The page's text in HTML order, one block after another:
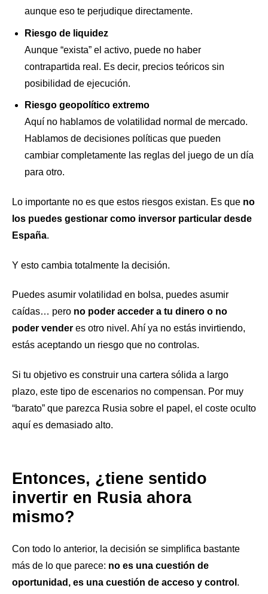
aunque eso te perjudique directamente.
Riesgo de liquidez
Aunque “exista” el activo, puede no haber
contrapartida real. Es decir, precios teóricos sin
posibilidad de ejecución.
Riesgo geopolítico extremo
Aquí no hablamos de volatilidad normal de mercado.
Hablamos de decisiones políticas que pueden
cambiar completamente las reglas del juego de un día
para otro.
Lo importante no es que estos riesgos existan. Es que no
los puedes gestionar como inversor particular desde
España.
Y esto cambia totalmente la decisión.
Puedes asumir volatilidad en bolsa, puedes asumir
caídas… pero no poder acceder a tu dinero o no
poder vender es otro nivel. Ahí ya no estás invirtiendo,
estás aceptando un riesgo que no controlas.
Si tu objetivo es construir una cartera sólida a largo
plazo, este tipo de escenarios no compensan. Por muy
“barato” que parezca Rusia sobre el papel, el coste oculto
aquí es demasiado alto.
Entonces, ¿tiene sentido
invertir en Rusia ahora
mismo?
Con todo lo anterior, la decisión se simplifica bastante
más de lo que parece: no es una cuestión de
oportunidad, es una cuestión de acceso y control .